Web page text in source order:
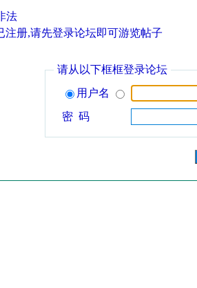
法
注册,请先登录论坛即可游览帖子
请从以下框框登录论坛
用户名
密 码